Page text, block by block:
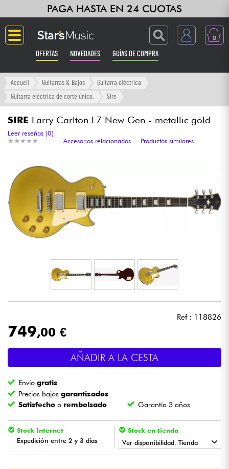
PAGA HASTA EN 24 CUOTAS
0
OFERTAS NOVEDADES GUÍAS DE COMPRA
Langue
Ampli & Efectos
Sintetizadores & samplers
Grabación
Auriculares
Micros
Luces
Vientos
Violines y cuarteto
Niños
Accueil Guitarras & Bajos
Guitarra eléctrica
Guitarra eléctrica de corte único.
Sire
SIRE Larry Carlton L7 New Gen - metallic gold
★ ★ ★ ★ ★
★ ★ ★ ★ ★
Leer reseñas (0)
Accesorios relacionados
Productos similares
Ref : 118826
749,00 €
AÑADIR A LA CESTA
Envíogratis
Precios bajosgarantizados
Satisfecho o rembolsado Garantía 3 años
Stock Internet
Expedición entre 2 y 3 días
Stock en tienda
Ver disponibilidad. Tienda